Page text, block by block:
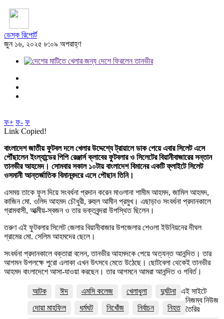
ডেস্ক রিপোর্ট
জুন ১৬, ২০২৫ ৮:০৯ অপরাহ্ণ
ফ+ ফ- ফ
Link Copied!
বাংলাদেশ জাতীয় ফুটবল দলে খেলার উদ্দেশ্যে ট্রায়ালে ডাক পেয়ে এবার সিলেট এসে
পৌঁছালেন ইংল্যান্ডের পিপি রেঞ্জার্স ক্লাবের ফুটবলার ও সিলেটের বিয়ানীবাজারের সন্তান
তানভীর আহমেদ। সোমবার সকাল ১০টায় বাংলাদেশ বিমানের একটি ফ্লাইটে সিলেট
ওসমানী আন্তর্জাতিক বিমানবন্দরে এসে পৌছান তিনি।
এসময় তাকে ফুল দিয়ে সংবর্ধনা প্রদান করেন মাওলানা শামীম আহমদ, জামিল আহমদ,
কাজিন মো. ওলিদ আহমদ চৌধুরী, রুহুল আমীন প্রমুখ। এছাড়াও সংবর্ধনা প্রদানকালে
গ্রামবাসী, আত্মীয়-স্বজন ও তার ভক্তবৃন্দরা উপস্থিত ছিলেন।
তরুণ এই ফুটবলার সিলেট জেলার বিয়ানীবাজার উপজেলার শেওলা ইউনিয়নের দীঘল
গ্রামের মো. সেলিম আহমদের ছেলে।
সংবর্ধনা প্রদানকালে বক্তারা বলেন, তানভীর আহমদকে পেয়ে অত্যন্ত আনন্দিত। তার
আগমন উপলক্ষে পুরো এলাকা এখন উৎসবে মেতে উঠেছে। ছোটবেলা থেকেই তানভীর
আহমদ বাংলাদেশে আসা-যাওয়া করছেন। তার আগমনে আমরা আনন্দিত ও গবির্ত।
আটক ঈদ এমসি কলেজ খেলাধুলা
দুর্ঘটনা
দোয়া মাহফিল
ধর্মঘট নিখোঁজ নির্বাচন
নিহত
এই সাইটে
নিজম্ব নিউজ
তৈরির